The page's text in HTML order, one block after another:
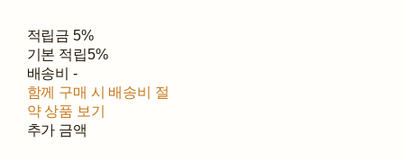
적립금 5%
기본 적립5%
배송비 -
함께 구매 시 배송비 절
약 상품 보기
추가 금액